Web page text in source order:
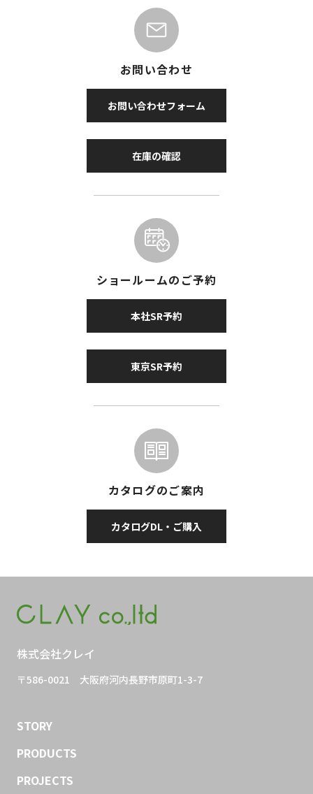
お問い合わせ
お問い合わせフォーム
在庫の確認
ショールームのご予約
本社SR予約
東京SR予約
カタログのご案内
カタログDL・ご購入
株式会社クレイ
〒586-0021 大阪府河内長野市原町1-3-7
STORY
PRODUCTS
PROJECTS